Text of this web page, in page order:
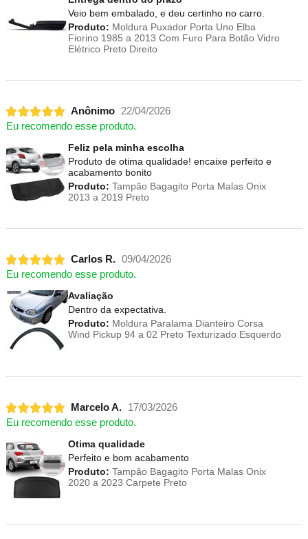
Veio bem embalado, e deu certinho no carro.
Produto: Moldura Puxador Porta Uno Elba
Fiorino 1985 a 2013 Com Furo Para Botão Vidro
Elétrico Preto Direito
Anônimo 22/04/2026
Eu recomendo esse produto.
Feliz pela minha escolha
Produto de otima qualidade! encaixe perfeito e
acabamento bonito
Produto: Tampão Bagagito Porta Malas Onix
2013 a 2019 Preto
Carlos R. 09/04/2026
Eu recomendo esse produto.
Avaliação
Dentro da expectativa.
Produto: Moldura Paralama Dianteiro Corsa
Wind Pickup 94 a 02 Preto Texturizado Esquerdo
Marcelo A.
17/03/2026
Eu recomendo esse produto.
Otima qualidade
Perfeito e bom acabamento
Produto: Tampão Bagagito Porta Malas Onix
2020 a 2023 Carpete Preto